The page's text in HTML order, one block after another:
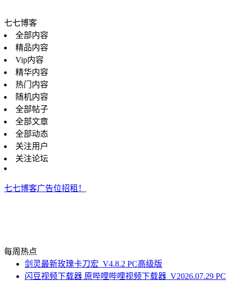
七七博客
全部内容
精品内容
Vip内容
精华内容
热门内容
随机内容
全部帖子
全部文章
全部动态
关注用户
关注论坛
七七博客广告位招租！
每周热点
剑灵最新玫瑰卡刀宏_V4.8.2 PC高级版
闪豆视频下载器 原哔哩哔哩视频下载器_V2026.07.29 PC